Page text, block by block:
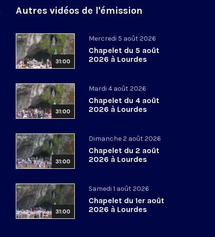
Autres vidéos de l'émission
31:00
Mercredi 5 août 2026
Chapelet du 5 août
2026 à Lourdes
31:00
Mardi 4 août 2026
Chapelet du 4 août
2026 à Lourdes
31:00
Dimanche 2 août 2026
Chapelet du 2 août
2026 à Lourdes
31:00
Samedi 1 août 2026
Chapelet du 1er août
2026 à Lourdes